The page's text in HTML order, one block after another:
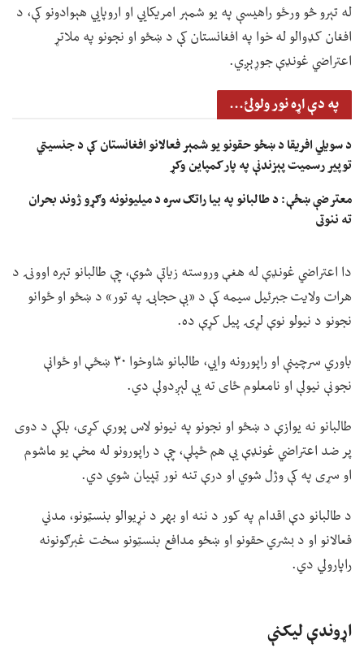
له تېرو څو ورځو راهیسې په یو شمېر امریکايي او اروپايي هېوادونو کې، د
افغان کډوالو له خوا په افغانستان کې د ښځو او نجونو په ملاتړ
اعتراضي غونډې جوړېږي.
په دې اړه نور ولولئ...
د سویلي افریقا د ښځو حقونو یو شمېر فعالانو افغانستان کې د جنسیتي
توپیر رسمیت پېزندنې په پار کمپاین وکړ
معترضې ښځې: د طالبانو په بیا راتګ سره د میلیونونه وګړو ژوند بحران
ته ننوتی
دا اعتراضي غونډې له هغې وروسته زیاتې شوې، چې طالبانو تېره اوونۍ د
هرات ولایت جبرئیل سیمه کې د «بې حجابۍ په تور» د ښځو او ځوانو
نجونو د نیولو نوې لړۍ پیل کړې ده.
باوري سرچینې او راپورونه وايي، طالبانو شاوخوا ۳۰ ښځې او ځوانې
نجونې نیولې او نامعلوم ځای ته یې لېږدولې دي.
طالبانو نه یوازې د ښځو او نجونو په نیونو لاس پورې کړی، بلکې د دوی
پر ضد اعتراضي غونډې یې هم ځپلې، چې د راپورونو له مخې یو ماشوم
او سړی په کې وژل شوي او درې تنه نور ټپیان شوي دي.
د طالبانو دې اقدام په کور د ننه او بهر د نړیوالو بنسټونو، مدني
فعالانو او د بشري حقونو او ښځو مدافع بنسټونو سخت غبرګونونه
راپارولي دي.
اړوندې لیکنې